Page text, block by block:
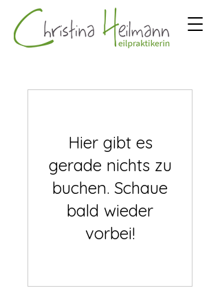
Hier gibt es
gerade nichts zu
buchen. Schaue
bald wieder
vorbei!